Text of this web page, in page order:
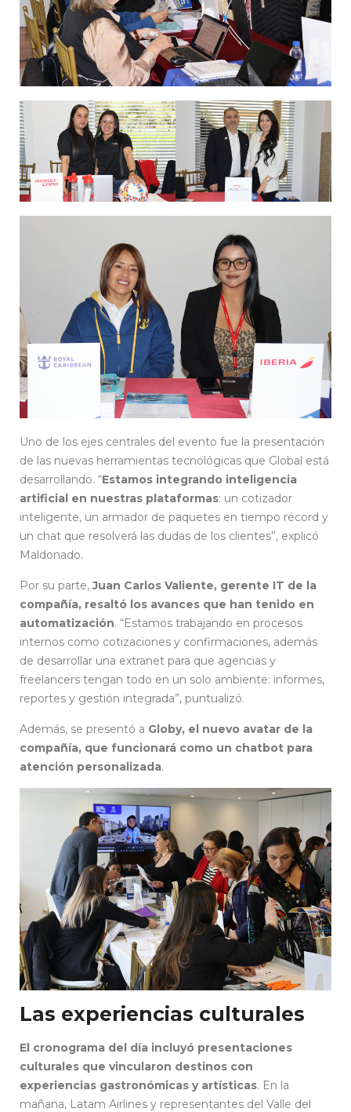
Uno de los ejes centrales del evento fue la presentación
de las nuevas herramientas tecnológicas que Global está
desarrollando. “Estamos integrando inteligencia
artificial en nuestras plataformas: un cotizador
inteligente, un armador de paquetes en tiempo récord y
un chat que resolverá las dudas de los clientes”, explicó
Maldonado.
Por su parte,Juan Carlos Valiente, gerente IT de la
compañía, resaltó los avances que han tenido en
automatización. “Estamos trabajando en procesos
internos como cotizaciones y confirmaciones, además
de desarrollar una extranet para que agencias y
freelancers tengan todo en un solo ambiente: informes,
reportes y gestión integrada”, puntualizó.
Además, se presentó a Globy, el nuevo avatar de la
compañía, que funcionará como un chatbot para
atención personalizada.
Las experiencias culturales
El cronograma del día incluyó presentaciones
culturales que vincularon destinos con
experiencias gastronómicas y artísticas. En la
mañana, Latam Airlines y representantes del Valle del